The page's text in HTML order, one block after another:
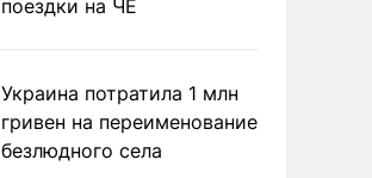
поездки на ЧЕ
Украина потратила 1 млн
гривен на переименование
безлюдного села